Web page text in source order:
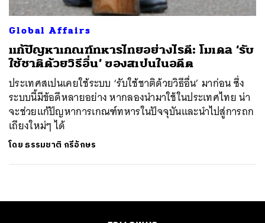
Global Affairs
แก้ปัญหาเกณฑ์ทหารไทยอย่างไรดี: โมเดล ‘รับ
ใช้ชาติด้วยวิธีอื่น’ ของสเปนในอดีต
ประเทศสเปนเคยใช้ระบบ ‘รับใช้ชาติด้วยวิธีอื่น’ มาก่อน ซึ่ง
ระบบนี้มีข้อดีหลายอย่าง หากลองนำมาใช้ในประเทศไทย น่า
จะช่วยแก้ปัญหาการเกณฑ์ทหารในปัจจุบันและนำไปสู่การถก
เถียงใหม่ๆ ได้
โดย ธรรมชาติ กรีอักษร
SHARE TWEET LINE EMAIL